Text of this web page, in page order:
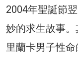
2004年聖誕節
妙的求生故事
里蘭卡男子性命